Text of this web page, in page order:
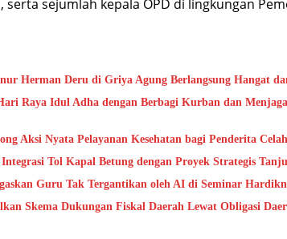
serta sejumlah kepala OPD di lingkungan
Herman Deru di Griya Agung Berlangsung Hangat
Raya Idul Adha dengan Berbagi Kurban dan
Aksi Nyata Pelayanan Kesehatan bagi Penderita
Tol Kapal Betung dengan Proyek Strategis
Guru Tak Tergantikan oleh AI di Seminar
Skema Dukungan Fiskal Daerah Lewat Obligasi